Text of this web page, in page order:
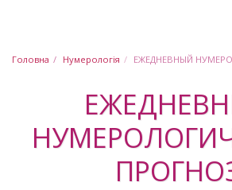
Головна Нумерологія ЕЖЕДНЕВНЫЙ